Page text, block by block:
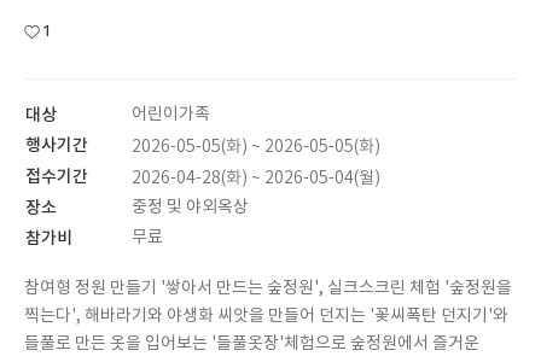
1
대상 어린이가족
행사기간 2026-05-05(화) ~ 2026-05-05(화)
접수기간 2026-04-28(화) ~ 2026-05-04(월)
장소 중정 및 야외옥상
참가비 무료
참여형 정원 만들기 '쌓아서 만드는 숲정원', 실크스크린 체험 '숲정원을
찍는다', 해바라기와 야생화 씨앗을 만들어 던지는 '꽃씨폭탄 던지기'와
들풀로 만든 옷을 입어보는 '들풀옷장'체험으로 숲정원에서 즐거운